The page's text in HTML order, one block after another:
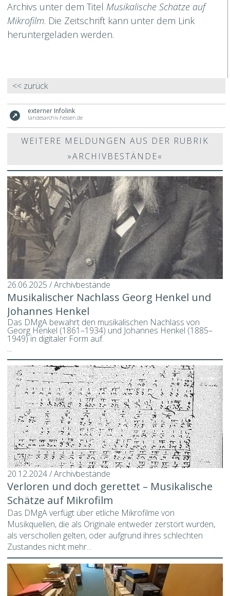
Archivs unter dem Titel Musikalische Schätze auf
Mikrofilm. Die Zeitschrift kann unter dem Link
heruntergeladen werden.
<< zurück
outbound externer Infolink
landesarchiv.hessen.de
WEITERE MELDUNGEN AUS DER RUBRIK
»ARCHIVBESTÄNDE«
26.06.2025 / Archivbestände
Musikalischer Nachlass Georg Henkel und
Johannes Henkel
Das DMgA bewahrt den musikalischen Nachlass von
Georg Henkel (1861–1934) und Johannes Henkel (1885–
1949) in digitaler Form auf.
...
20.12.2024 / Archivbestände
Verloren und doch gerettet – Musikalische
Schätze auf Mikrofilm
Das DMgA verfügt über etliche Mikrofilme von
Musikquellen, die als Originale entweder zerstört wurden,
als verschollen gelten, oder aufgrund ihres schlechten
Zustandes nicht mehr...